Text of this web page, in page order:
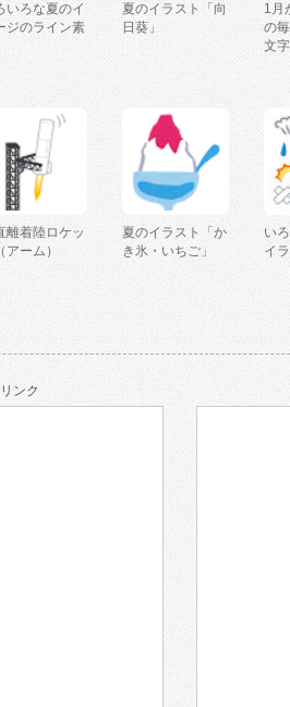
いろな夏のイ
ジのライン素
夏のイラスト「向
日葵」
1月
の
文字
離着陸ロケッ
アーム）
夏のイラスト「か
き氷・いちご」
い
イ
ンク